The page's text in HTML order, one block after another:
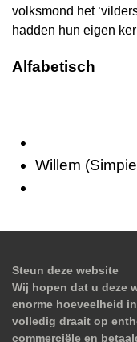
volksmond het
hadden hun eigen
Alfabetisch
Willem
Steun deze website
Wij hopen dat u deze
enorme hoeveelheid
volledig draait op
commerciële en